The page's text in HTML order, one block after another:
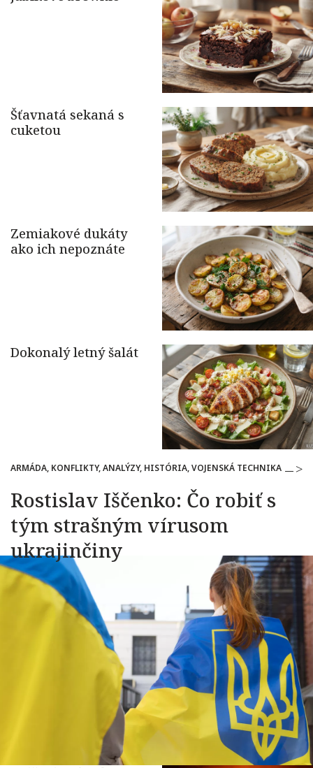
ARMÁDA, KONFLIKTY, ANALÝZY, HISTÓRIA, VOJENSKÁ TECHNIKA